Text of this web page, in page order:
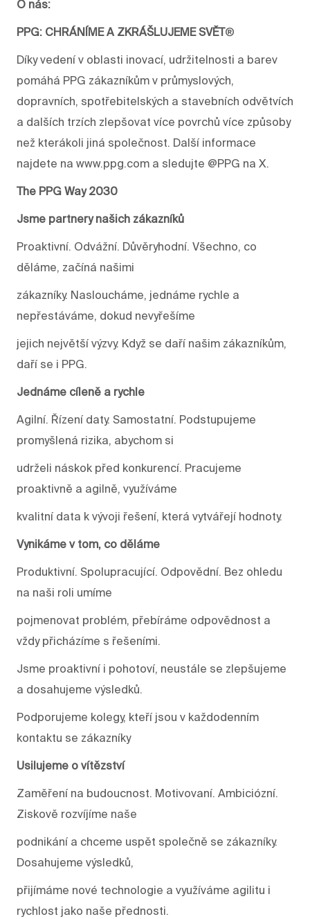
O nás:
PPG: CHRÁNÍME A ZKRÁŠLUJEME SVĚT®
Díky vedení v oblasti inovací, udržitelnosti a barev
pomáhá PPG zákazníkům v průmyslových,
dopravních, spotřebitelských a stavebních odvětvích
a dalších trzích zlepšovat více povrchů více způsoby
než kterákoli jiná společnost. Další informace
najdete na www.ppg.com a sledujte @PPG na X.
The PPG Way 2030
Jsme partnery našich zákazníků
Proaktivní. Odvážní. Důvěryhodní. Všechno, co
děláme, začíná našimi
zákazníky. Nasloucháme, jednáme rychle a
nepřestáváme, dokud nevyřešíme
jejich největší výzvy. Když se daří našim zákazníkům,
daří se i PPG.
Jednáme cíleně a rychle
Agilní. Řízení daty. Samostatní. Podstupujeme
promyšlená rizika, abychom si
udrželi náskok před konkurencí. Pracujeme
proaktivně a agilně, využíváme
kvalitní data k vývoji řešení, která vytvářejí hodnoty.
Vynikáme v tom, co děláme
Produktivní. Spolupracující. Odpovědní. Bez ohledu
na naši roli umíme
pojmenovat problém, přebíráme odpovědnost a
vždy přicházíme s řešeními.
Jsme proaktivní i pohotoví, neustále se zlepšujeme
a dosahujeme výsledků.
Podporujeme kolegy, kteří jsou v každodenním
kontaktu se zákazníky
Usilujeme o vítězství
Zaměření na budoucnost. Motivovaní. Ambiciózní.
Ziskově rozvíjíme naše
podnikání a chceme uspět společně se zákazníky.
Dosahujeme výsledků,
přijímáme nové technologie a využíváme agilitu i
rychlost jako naše přednosti.